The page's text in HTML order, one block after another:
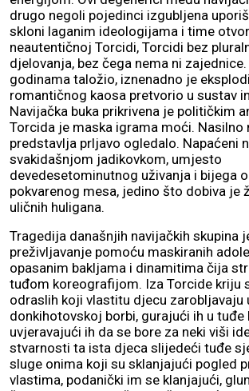
drugo negoli pojedinci izgubljena
skloni laganim ideologijama i time
neautentičnoj Torcidi, Torcidi bez
djelovanja, bez čega nema ni
godinama taložio, iznenadno je
romantičnog kaosa pretvorio u sustav
Navijačka buka prikrivena je političkim
Torcida je maska igrama moći. Nasilno
predstavlja prljavo ogledalo. Napaćeni
svakidašnjom jadikovkom, umjesto
devedesetominutnog uživanja i bijega
pokvarenog mesa, jedino što dobiva je
uličnih huligana.
Tragedija današnjih navijačkih skupina
preživljavanje pomoću maskiranih
opasanim bakljama i dinamitima čija
tuđom koreografijom. Iza Torcide kriju
odraslih koji vlastitu djecu zarobljavaju
donkihotovskoj borbi, gurajući ih u tuđe
uvjeravajući ih da se bore za neki viši
stvarnosti ta ista djeca slijedeći tuđe
sluge onima koji su sklanjajući pogled
vlastima, podanički im se klanjajući,